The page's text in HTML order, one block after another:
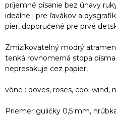
príjemné písanie bez únavy
ideálne i pre ľavákov a
pier, doporučené pre prvé
Zmizíkovatelný modrý
tenká rovnomerná stopa
nepresakuje cez papier,
vône : doves, roses, cool wind,
Priemer guličky 0,5 mm,